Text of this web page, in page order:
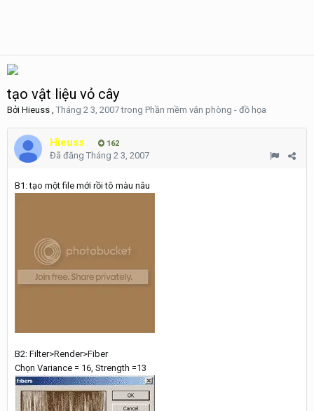
tạo vật liệu vỏ cây
Bởi Hieuss , Tháng 2 3, 2007trong Phần mềm văn phòng - đồ họa
Hieuss 162
Đã đăng Tháng 2 3, 2007
B1: tạo một file mới rồi tô màu nâu
B2: Filter>Render>Fiber
Chọn Variance = 16, Strength =13